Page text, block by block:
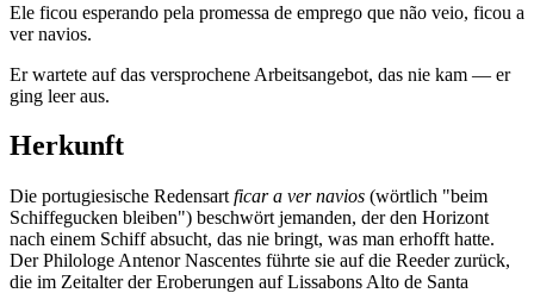
Ele ficou esperando pela promessa de emprego que não veio, ficou a
ver navios.
Er wartete auf das versprochene Arbeitsangebot, das nie kam — er
ging leer aus.
Herkunft
Die portugiesische Redensart ficar a ver navios (wörtlich "beim
Schiffegucken bleiben") beschwört jemanden, der den Horizont
nach einem Schiff absucht, das nie bringt, was man erhofft hatte.
Der Philologe Antenor Nascentes führte sie auf die Reeder zurück,
die im Zeitalter der Eroberungen auf Lissabons Alto de Santa